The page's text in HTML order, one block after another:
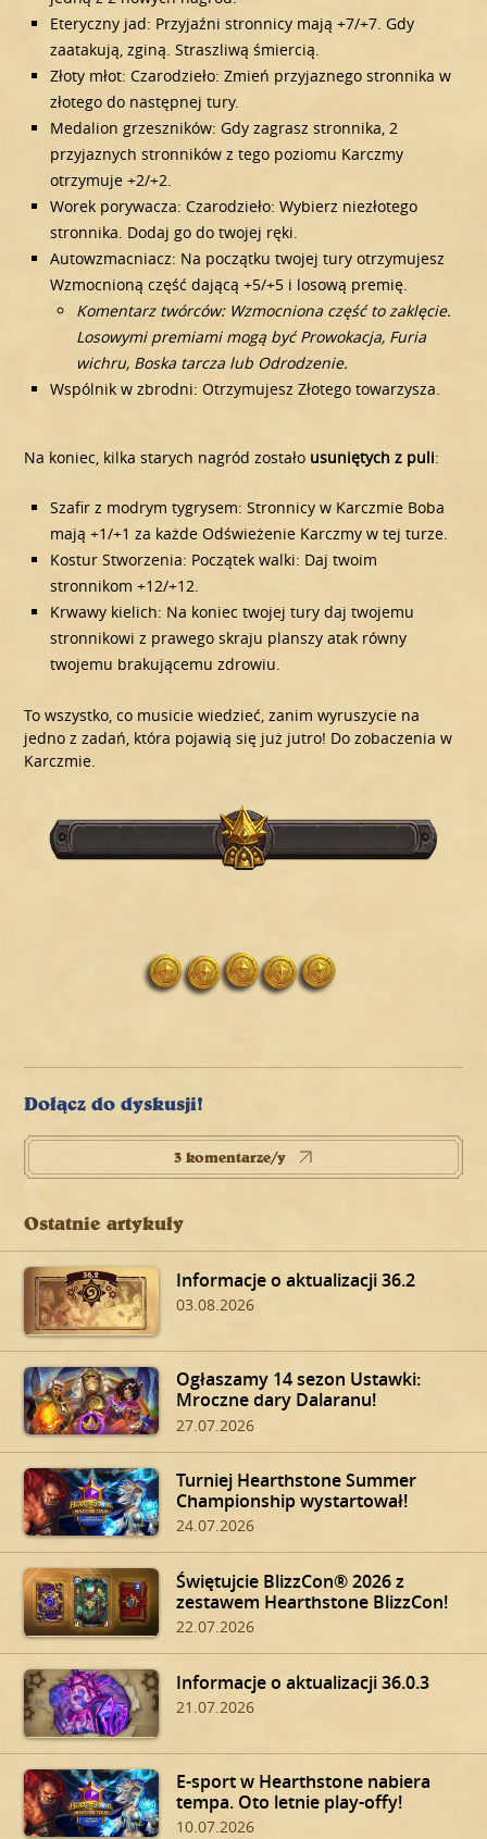
Eteryczny jad: Przyjaźni stronnicy mają +7/+7. Gdy
zaatakują, zginą. Straszliwą śmiercią.
Złoty młot: Czarodzieło: Zmień przyjaznego stronnika w
złotego do następnej tury.
Medalion grzeszników: Gdy zagrasz stronnika, 2
przyjaznych stronników z tego poziomu Karczmy
otrzymuje +2/+2.
Worek porywacza: Czarodzieło: Wybierz niezłotego
stronnika. Dodaj go do twojej ręki.
Autowzmacniacz: Na początku twojej tury otrzymujesz
Wzmocnioną część dającą +5/+5 i losową premię.
Komentarz twórców: Wzmocniona część to zaklęcie.
Losowymi premiami mogą być Prowokacja, Furia
wichru, Boska tarcza lub Odrodzenie.
Wspólnik w zbrodni: Otrzymujesz Złotego towarzysza.
Na koniec, kilka starych nagród zostało usuniętych z puli:
Szafir z modrym tygrysem: Stronnicy w Karczmie Boba
mają +1/+1 za każde Odświeżenie Karczmy w tej turze.
Kostur Stworzenia: Początek walki: Daj twoim
stronnikom +12/+12.
Krwawy kielich: Na koniec twojej tury daj twojemu
stronnikowi z prawego skraju planszy atak równy
twojemu brakującemu zdrowiu.
To wszystko, co musicie wiedzieć, zanim wyruszycie na
jedno z zadań, która pojawią się już jutro! Do zobaczenia w
Karczmie.
Dołącz do dyskusji!
3 komentarze/y
Ostatnie artykuły
Informacje o aktualizacji 36.2
03.08.2026
Ogłaszamy 14 sezon Ustawki:
Mroczne dary Dalaranu!
27.07.2026
Turniej Hearthstone Summer
Championship wystartował!
24.07.2026
Świętujcie BlizzCon® 2026 z
zestawem Hearthstone BlizzCon!
22.07.2026
Informacje o aktualizacji 36.0.3
21.07.2026
E-sport w Hearthstone nabiera
tempa. Oto letnie play-offy!
10.07.2026